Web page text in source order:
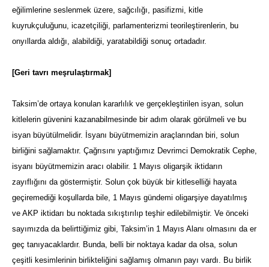
eğilimlerine seslenmek üzere, sağcılığı, pasifizmi, kitle
kuyrukçuluğunu, icazetçiliği, parlamenterizmi teorileştirenlerin, bu
onyıllarda aldığı, alabildiği, yaratabildiği sonuç ortadadır.
[Geri tavrı meşrulaştırmak]
Taksim’de ortaya konulan kararlılık ve gerçekleştirilen isyan, solun
kitlelerin güvenini kazanabilmesinde bir adım olarak görülmeli ve bu
isyan büyütülmelidir. İsyanı büyütmemizin araçlarından biri, solun
birliğini sağlamaktır. Çağrısını yaptığımız Devrimci Demokratik Cephe,
isyanı büyütmemizin aracı olabilir. 1 Mayıs oligarşik iktidarın
zayıflığını da göstermiştir. Solun çok büyük bir kitleselliği hayata
geçiremediği koşullarda bile, 1 Mayıs gündemi oligarşiye dayatılmış
ve AKP iktidarı bu noktada sıkıştırılıp teşhir edilebilmiştir. Ve önceki
sayımızda da belirttiğimiz gibi, Taksim’in 1 Mayıs Alanı olmasını da er
geç tanıyacaklardır. Bunda, belli bir noktaya kadar da olsa, solun
çeşitli kesimlerinin birlikteliğini sağlamış olmanın payı vardı. Bu birlik